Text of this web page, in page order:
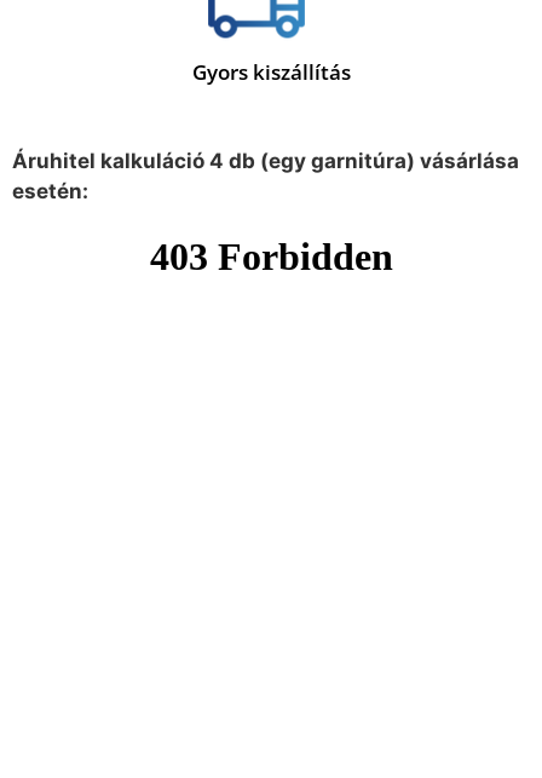
Gyors kiszállítás
Áruhitel kalkuláció 4 db (egy garnitúra) vásárlása
esetén: